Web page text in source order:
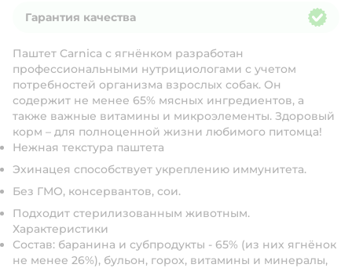
Гарантия качества
Паштет Carnica с ягнёнком разработан
профессиональными нутрициологами с учетом
потребностей организма взрослых собак. Он
содержит не менее 65% мясных ингредиентов, а
также важные витамины и микроэлементы. Здоровый
корм – для полноценной жизни любимого питомца!
Нежная текстура паштета
Эхинацея способствует укреплению иммунитета.
Без ГМО, консервантов, сои.
Подходит стерилизованным животным.
Характеристики
Состав: баранина и субпродукты - 65% (из них ягнёнок
не менее 26%), бульон, горох, витамины и минералы,